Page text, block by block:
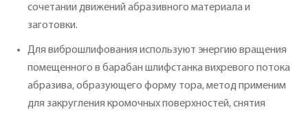
сочетании движений абразивного материала и
заготовки.
Для виброшлифования используют энергию вращения
помещенного в барабан шлифстанка вихревого потока
абразива, образующего форму тора, метод применим
для закругления кромочных поверхностей, снятия